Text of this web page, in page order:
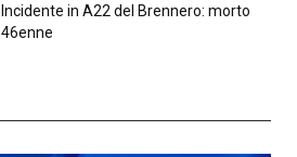
Incidente in A22 del Brennero: morto
46enne